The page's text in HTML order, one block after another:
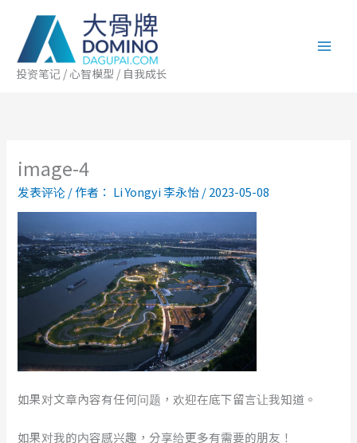
投资笔记 / 心智模型 / 自我成长
image-4
发表评论/ 作者： Li Yongyi 李永怡/2023-05-08
如果对文章內容有任何问题，欢迎在底下留言让我知道。
如果对我的内容感兴趣，分享给更多有需要的朋友！